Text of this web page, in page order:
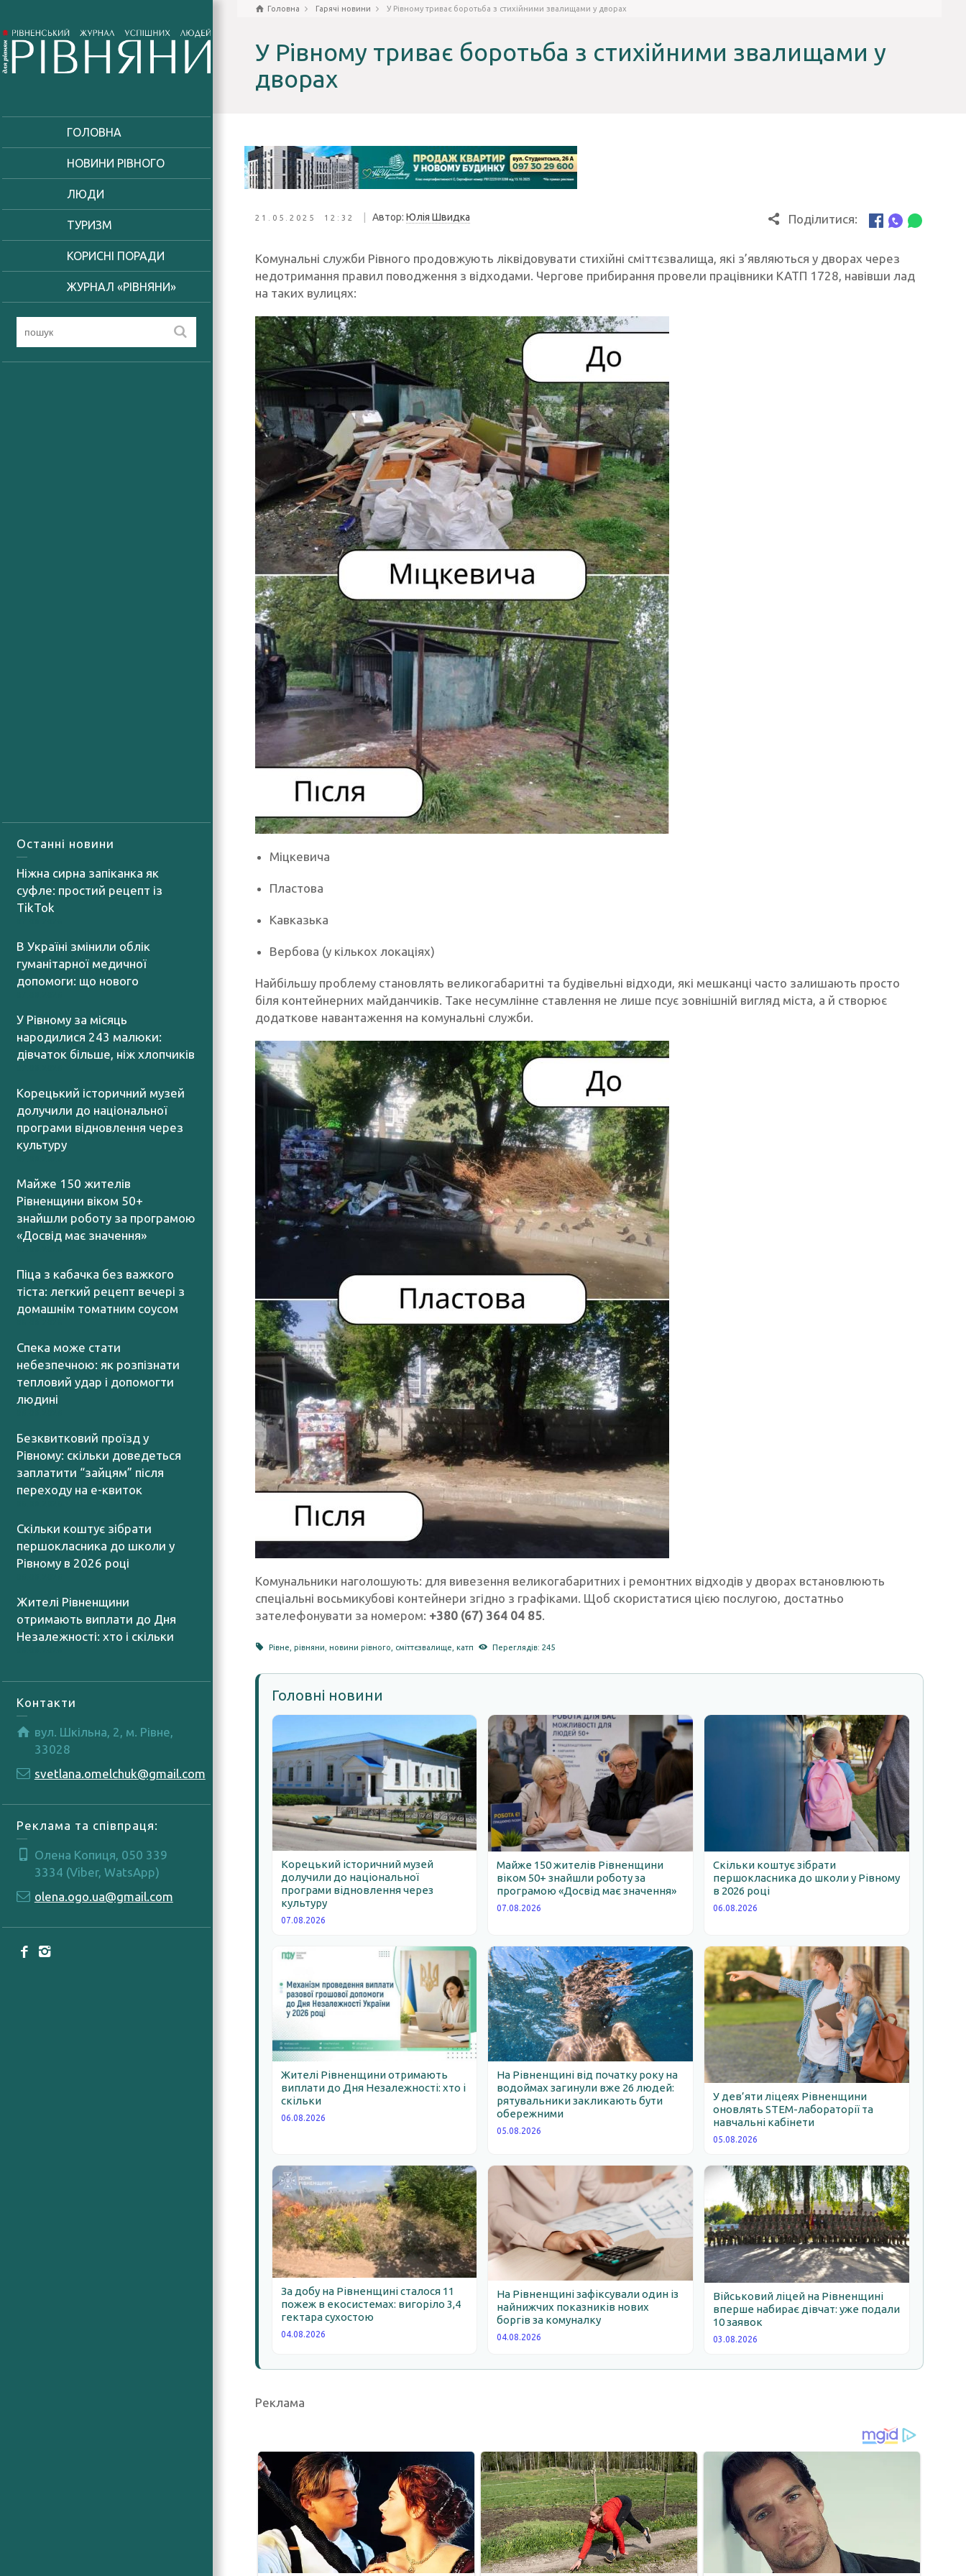
ГОЛОВНА
НОВИНИ РІВНОГО
ЛЮДИ
ТУРИЗМ
КОРИСНІ ПОРАДИ
ЖУРНАЛ «РІВНЯНИ»
Останні новини
Ніжна сирна запіканка як
суфле: простий рецепт із
TikTok
В Україні змінили облік
гуманітарної медичної
допомоги: що нового
У Рівному за місяць
народилися 243 малюки:
дівчаток більше, ніж хлопчиків
Корецький історичний музей
долучили до національної
програми відновлення через
культуру
Майже 150 жителів
Рівненщини віком 50+
знайшли роботу за програмою
«Досвід має значення»
Піца з кабачка без важкого
тіста: легкий рецепт вечері з
домашнім томатним соусом
Спека може стати
небезпечною: як розпізнати
тепловий удар і допомогти
людині
Безквитковий проїзд у
Рівному: скільки доведеться
заплатити “зайцям” після
переходу на е-квиток
Скільки коштує зібрати
першокласника до школи у
Рівному в 2026 році
Жителі Рівненщини
отримають виплати до Дня
Незалежності: хто і скільки
Контакти
вул. Шкільна, 2, м. Рівне,
33028
svetlana.omelchuk@gmail.com
Реклама та співпраця:
Олена Копиця, 050 339
3334 (Viber, WatsApp)
olena.ogo.ua@gmail.com
Головна Гарячі новини У Рівному триває боротьба з стихійними звалищами у дворах
У Рівному триває боротьба з стихійними звалищами у
дворах
21.05.2025 12:32 Автор: Юлія Швидка Поділитися:
Комунальні служби Рівного продовжують ліквідовувати стихійні сміттєзвалища, які з’являються у дворах через
недотримання правил поводження з відходами. Чергове прибирання провели працівники КАТП 1728, навівши лад
на таких вулицях:
Міцкевича
Пластова
Кавказька
Вербова (у кількох локаціях)
Найбільшу проблему становлять великогабаритні та будівельні відходи, які мешканці часто залишають просто
біля контейнерних майданчиків. Таке несумлінне ставлення не лише псує зовнішній вигляд міста, а й створює
додаткове навантаження на комунальні служби.
Комунальники наголошують: для вивезення великогабаритних і ремонтних відходів у дворах встановлюють
спеціальні восьмикубові контейнери згідно з графіками. Щоб скористатися цією послугою, достатньо
зателефонувати за номером: +380 (67) 364 04 85.
Рівне ,рівняни ,новини рівного сміттєзвалище ,катп Переглядів: 245
Головні новини
Корецький історичний музей
долучили до національної
програми відновлення через
культуру
07.08.2026
Майже 150 жителів Рівненщини
віком 50+ знайшли роботу за
програмою «Досвід має значення»
07.08.2026
Скільки коштує зібрати
першокласника до школи у Рівному
в 2026 році
06.08.2026
Жителі Рівненщини отримають
виплати до Дня Незалежності: хто і
скільки
06.08.2026
На Рівненщині від початку року на
водоймах загинули вже 26 людей:
рятувальники закликають бути
обережними
05.08.2026
У дев’яти ліцеях Рівненщини
оновлять STEM-лабораторії та
навчальні кабінети
05.08.2026
За добу на Рівненщині сталося 11
пожеж в екосистемах: вигоріло 3,4
гектара сухостою
04.08.2026
На Рівненщині зафіксували один із
найнижчих показників нових
боргів за комуналку
04.08.2026
Військовий ліцей на Рівненщині
вперше набирає дівчат: уже подали
10 заявок
03.08.2026
Реклама